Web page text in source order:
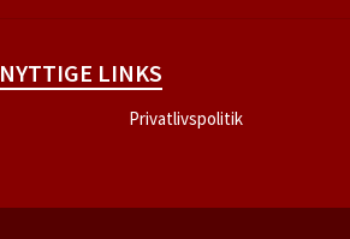
NYTTIGE LINKS
Privatlivspolitik